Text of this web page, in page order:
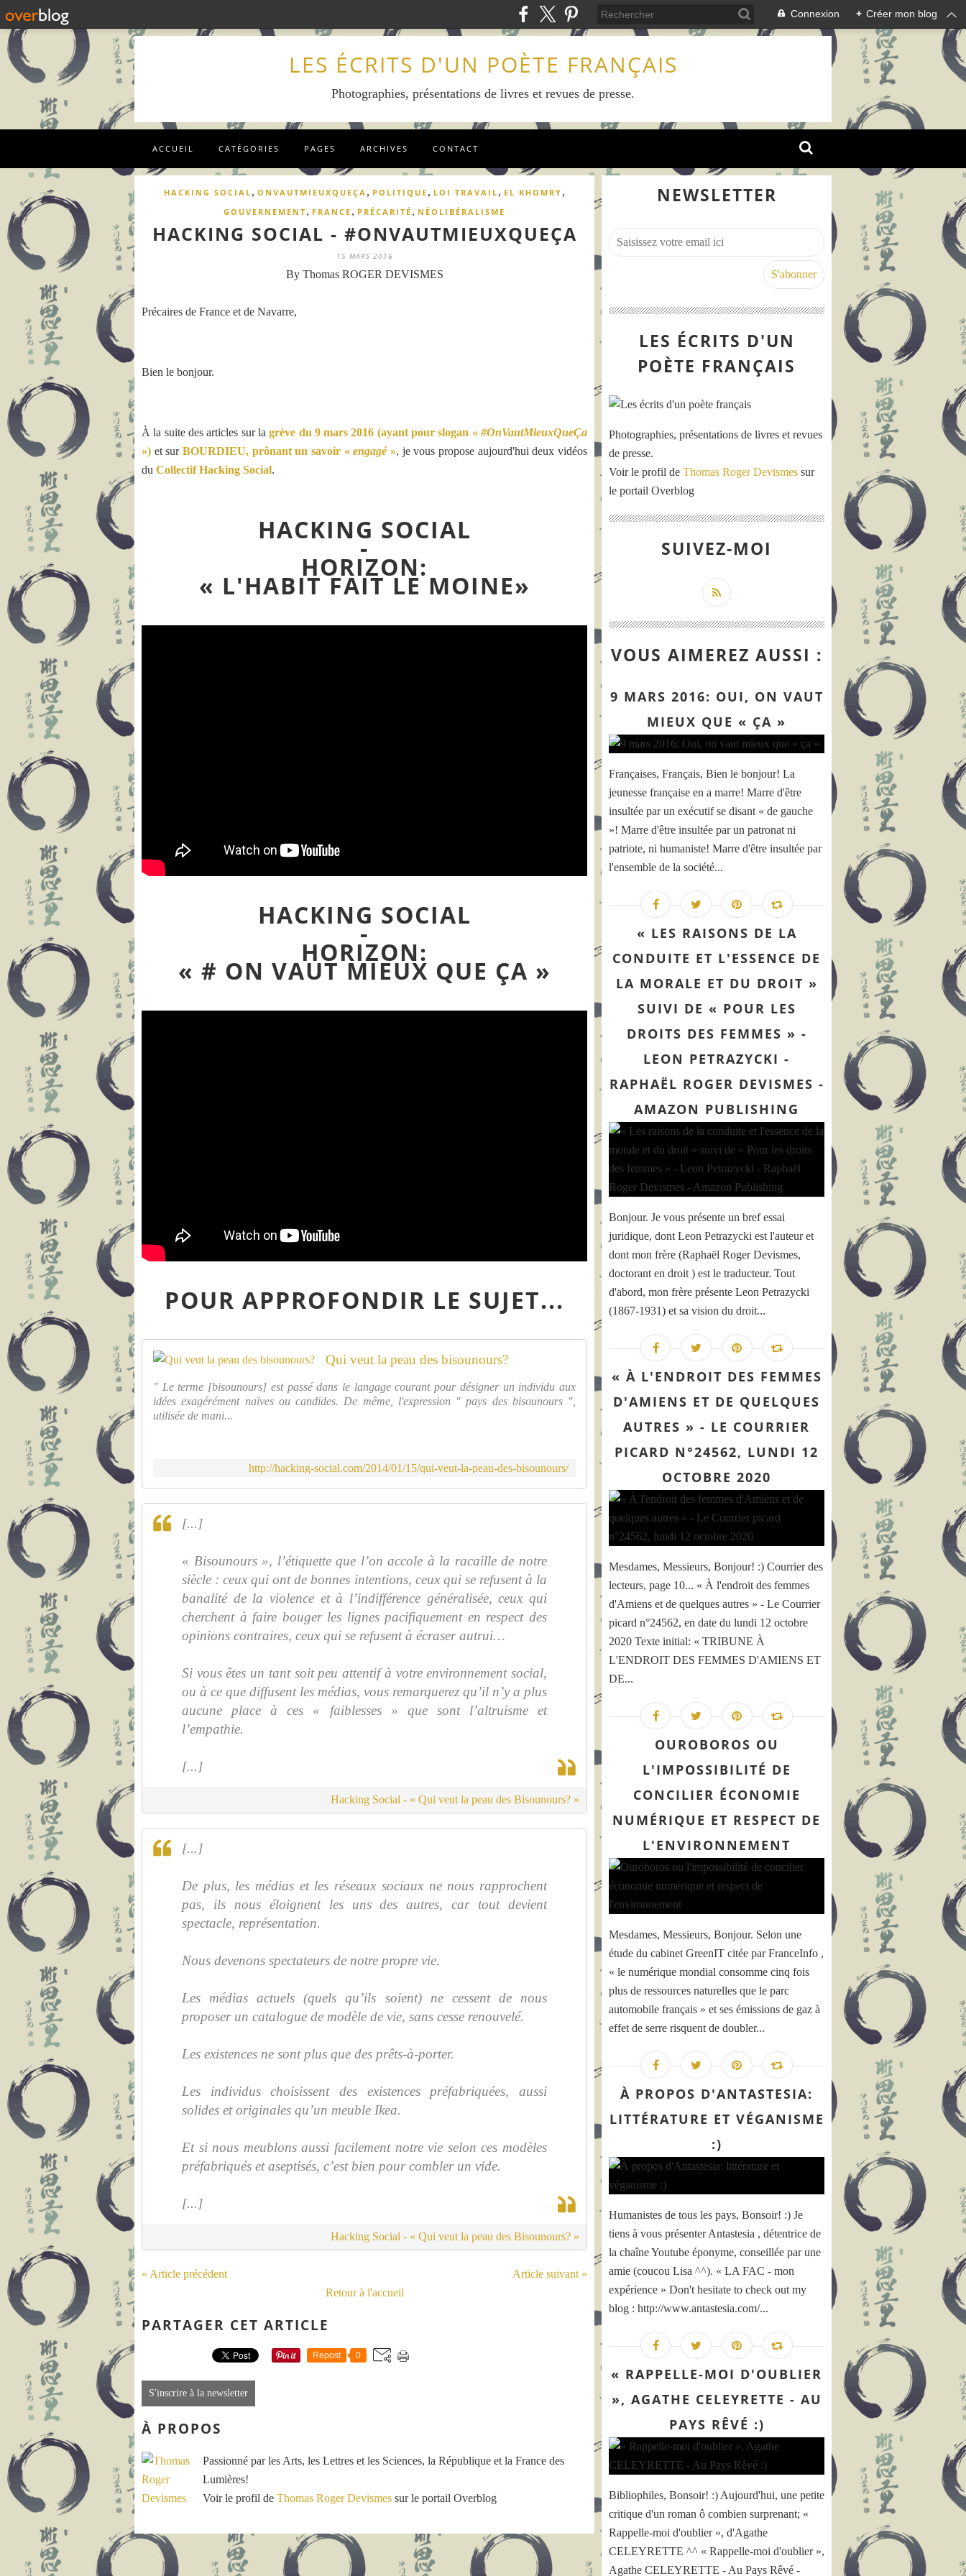
Connexion + Créer mon blog
LES ÉCRITS D'UN POÈTE FRANÇAIS
Photographies, présentations de livres et revues de presse.
ACCUEIL CATÉGORIES PAGES ARCHIVES CONTACT
HACKING SOCIAL , ONVAUTMIEUXQUEÇA , POLITIQUE , LOI TRAVAIL , EL KHOMRY ,
GOUVERNEMENT, FRANCE , PRÉCARITÉ , NÉOLIBÉRALISME
HACKING SOCIAL - #ONVAUTMIEUXQUEÇA
15 MARS 2016
By Thomas ROGER DEVISMES
Précaires de France et de Navarre,
Bien le bonjour.
À la suite des articles sur lagrève du 9 mars 2016 (ayant pour slogan « #OnVautMieuxQueÇa
») et sur BOURDIEU, prônant un savoir «engagé», je vous propose aujourd'hui deux vidéos
du Collectif Hacking Social.
HACKING SOCIAL
-
HORIZON:
« L'HABIT FAIT LE MOINE»
HACKING SOCIAL
-
HORIZON:
« # ON VAUT MIEUX QUE ÇA »
POUR APPROFONDIR LE SUJET...
Qui veut la peau des bisounours?
" Le terme [bisounours] est passé dans le langage courant pour désigner un individu aux
idées exagérément naïves ou candides. De même, l'expression " pays des bisounours ",
utilisée de mani...
http://hacking-social.com/2014/01/15/qui-veut-la-peau-des-bisounours/
[...]
« Bisounours », l’étiquette que l’on accole à la racaille de notre
siècle : ceux qui ont de bonnes intentions, ceux qui se refusent à la
banalité de la violence et à l’indifférence généralisée, ceux qui
cherchent à faire bouger les lignes pacifiquement en respect des
opinions contraires, ceux qui se refusent à écraser autrui…
Si vous êtes un tant soit peu attentif à votre environnement social,
ou à ce que diffusent les médias, vous remarquerez qu’il n’y a plus
aucune place à ces « faiblesses » que sont l’altruisme et
l’empathie.
[...]
Hacking Social - « Qui veut la peau des Bisounours? »
[...]
De plus, les médias et les réseaux sociaux ne nous rapprochent
pas, ils nous éloignent les uns des autres, car tout devient
spectacle, représentation.
Nous devenons spectateurs de notre propre vie.
Les médias actuels (quels qu’ils soient) ne cessent de nous
proposer un catalogue de modèle de vie, sans cesse renouvelé.
Les existences ne sont plus que des prêts-à-porter.
Les individus choisissent des existences préfabriquées, aussi
solides et originales qu’un meuble Ikea.
Et si nous meublons aussi facilement notre vie selon ces modèles
préfabriqués et aseptisés, c’est bien pour combler un vide.
[...]
Hacking Social - « Qui veut la peau des Bisounours? »
« Article précédent
Article suivant »
Retour à l'accueil
PARTAGER CET ARTICLE
Repost 0
S'inscrire à la newsletter
À PROPOS
Passionné par les Arts, les Lettres et les Sciences, la République et la France des
Lumières!
Voir le profil de Thomas Roger Devismes sur le portail Overblog
NEWSLETTER
LES ÉCRITS D'UN
POÈTE FRANÇAIS
Photographies, présentations de livres et revues
de presse.
Voir le profil de Thomas Roger Devismes sur
le portail Overblog
SUIVEZ-MOI
VOUS AIMEREZ AUSSI :
9 MARS 2016: OUI, ON VAUT
MIEUX QUE « ÇA »
Françaises, Français, Bien le bonjour! La
jeunesse française en a marre! Marre d'être
insultée par un exécutif se disant « de gauche
»! Marre d'être insultée par un patronat ni
patriote, ni humaniste! Marre d'être insultée par
l'ensemble de la société...
« LES RAISONS DE LA
CONDUITE ET L'ESSENCE DE
LA MORALE ET DU DROIT »
SUIVI DE « POUR LES
DROITS DES FEMMES » -
LEON PETRAZYCKI -
RAPHAËL ROGER DEVISMES -
AMAZON PUBLISHING
Bonjour. Je vous présente un bref essai
juridique, dont Leon Petrazycki est l'auteur et
dont mon frère (Raphaël Roger Devismes,
doctorant en droit ) est le traducteur. Tout
d'abord, mon frère présente Leon Petrazycki
(1867-1931) et sa vision du droit...
« À L'ENDROIT DES FEMMES
D'AMIENS ET DE QUELQUES
AUTRES » - LE COURRIER
PICARD N°24562, LUNDI 12
OCTOBRE 2020
Mesdames, Messieurs, Bonjour! :) Courrier des
lecteurs, page 10... « À l'endroit des femmes
d'Amiens et de quelques autres » - Le Courrier
picard n°24562, en date du lundi 12 octobre
2020 Texte initial: « TRIBUNE À
L'ENDROIT DES FEMMES D'AMIENS ET
DE...
OUROBOROS OU
L'IMPOSSIBILITÉ DE
CONCILIER ÉCONOMIE
NUMÉRIQUE ET RESPECT DE
L'ENVIRONNEMENT
Mesdames, Messieurs, Bonjour. Selon une
étude du cabinet GreenIT citée par FranceInfo ,
« le numérique mondial consomme cinq fois
plus de ressources naturelles que le parc
automobile français » et ses émissions de gaz à
effet de serre risquent de doubler...
À PROPOS D'ANTASTESIA:
LITTÉRATURE ET VÉGANISME
:)
Humanistes de tous les pays, Bonsoir! :) Je
tiens à vous présenter Antastesia , détentrice de
la chaîne Youtube éponyme, conseillée par une
amie (coucou Lisa ^^). « LA FAC - mon
expérience » Don't hesitate to check out my
blog : http://www.antastesia.com/...
« RAPPELLE-MOI D'OUBLIER
», AGATHE CELEYRETTE - AU
PAYS RÊVÉ :)
Bibliophiles, Bonsoir! :) Aujourd'hui, une petite
critique d'un roman ô combien surprenant; «
Rappelle-moi d'oublier », d'Agathe
CELEYRETTE ^^ « Rappelle-moi d'oublier »,
Agathe CELEYRETTE - Au Pays Rêvé -